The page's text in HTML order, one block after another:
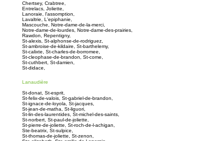
Chertsey, Crabtree,
Entrelacs, Joliette,
Lanoraie, l'assomption,
Lavaltrie, L'epiphanie,
Mascouche, Notre-dame-de-la-merci,
Notre-dame-de-lourdes, Notre-dame-des-prairies,
Rawdon, Repentigny,
St-alexis, St-alphonse-de-rodriguez,
St-ambroise-de-kildaire, St-barthelemy,
St-calixte, St-charles-de-borromee,
St-cleophase-de-brandon, St-come,
St-cuthbert, St-damien,
St-didace,
Lanaudière
St-donat, St-esprit,
St-felix-de-valois, St-gabriel-de-brandon,
St-ignace-de-loyola, St-jacques,
St-jean-de-matha, St-liguori,
St-lin-des-laurentides, St-michel-des-saints,
St-norbert, St-paul-de-joliette,
St-pierre-de-joliette, St-roch-de-l-achigan,
Ste-beatrix, St-sulpice,
St-thomas-de-joliette, St-zenon,